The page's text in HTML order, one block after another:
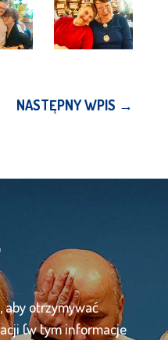
NASTĘPNY WPIS →
aby otrzymywać
(w tym informacje